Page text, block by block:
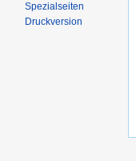
Spezialseiten
Druckversion